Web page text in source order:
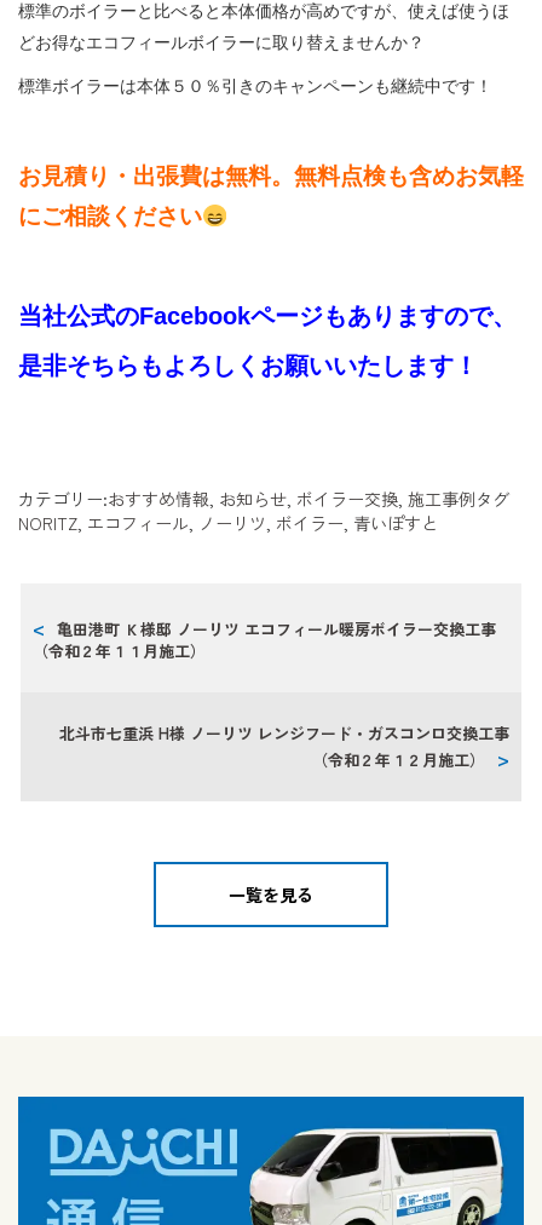
標準のボイラーと比べると本体価格が高めですが、使えば使うほ
どお得なエコフィールボイラーに取り替えませんか？
標準ボイラーは本体５０％引きのキャンペーンも継続中です！
お見積り・出張費は無料。無料点検も含めお気軽
にご相談ください
当社公式のFacebookページもありますので、
是非そちらもよろしくお願いいたします！
カテゴリー:おすすめ情報, お知らせ, ボイラー交換, 施工事例タグ
NORITZ, エコフィール, ノーリツ, ボイラー, 青いぽすと
亀田港町 Ｋ様邸 ノーリツ エコフィール暖房ボイラー交換工事
（令和２年１１月施工）
北斗市七重浜 H様 ノーリツ レンジフード・ガスコンロ交換工事
（令和２年１２月施工）
一覧を見る